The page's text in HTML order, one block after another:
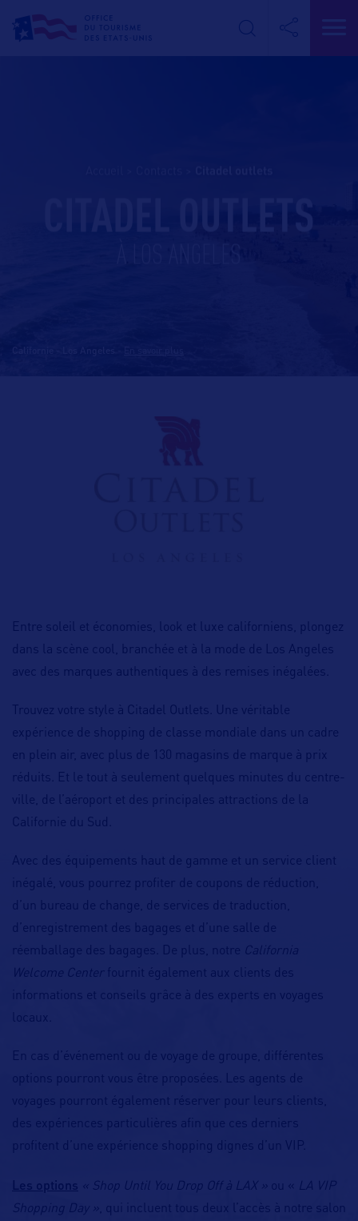
Entre soleil et économies, l ook et luxe californiens, p longez
dans la scène cool, branchée et à la mode de Los Angeles
avec des marques authentiques à des remises inégalées.
Trouvez votre style à Citadel Outlets. Une véritable
expérience de shopping de classe mondiale dans un cadre
en plein air, avec plus de 130 magasins de marque à prix
réduits. Et le tout à seulement quelques minutes du centre-
ville, de l’aéroport et des principales attractions de la
Californie du Sud.
Avec des équipements haut de gamme et un service client
inégalé, vous pourrez profiter de coupons de réduction,
d’un bureau de change, de services de traduction,
d’enregistrement des bagages et d’une salle de
réemballage des bagages. De plus, notre
California
Welcome Center
fournit également aux clients des
informations et conseils grâce à des experts en voyages
locaux.
En cas d’événement ou de voyage de groupe, différentes
options pourront vous être proposées. Les agents de
voyages pourront également réserver pour leurs clients,
des expériences particulières afin que ces derniers
profitent d’une expérience shopping dignes d’un VIP.
Les options « Shop Until You Drop Off à LAX » ou «
LA VIP
Shopping Day »
, qui incluent tous deux l’accès à notre salon